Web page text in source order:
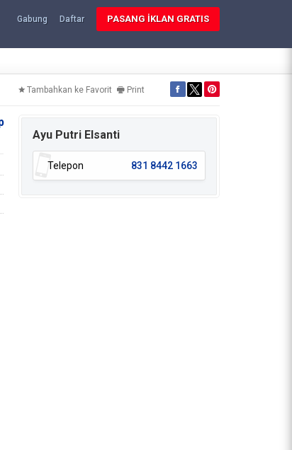
Gabung Daftar PASANG İKLAN GRATIS
Tambahkan ke Favorit Print
Ayu Putri Elsanti
Telepon 831 8442 1663